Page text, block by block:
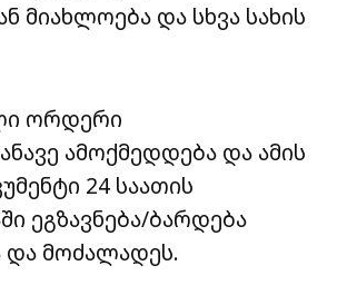
მიახლოება და სხვა სახის
ორდერი
ამოქმედდება და ამის
24 საათის
ეგზავნება/ბარდება
და მოძალადეს.